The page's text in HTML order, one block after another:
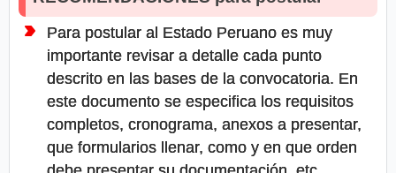
Para postular al Estado Peruano es muy
importante revisar a detalle cada punto
descrito en las bases de la convocatoria. En
este documento se especifica los requisitos
completos, cronograma, anexos a presentar,
que formularios llenar, como y en que orden